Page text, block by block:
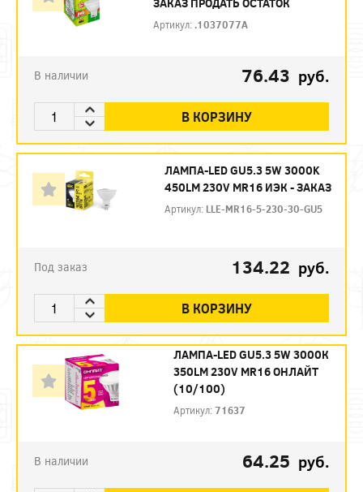
Артикул: .1037077A
В наличии 76.43 руб.
В КОРЗИНУ
ЛАМПА-LED GU5.3 5W 3000K
450LM 230V MR16 ИЭК - ЗАКАЗ
Артикул: LLE-MR16-5-230-30-GU5
Под заказ 134.22 руб.
В КОРЗИНУ
ЛАМПА-LED GU5.3 5W 3000К
350LM 230V MR16 ОНЛАЙТ
(10/100)
Артикул:71637
В наличии 64.25 руб.